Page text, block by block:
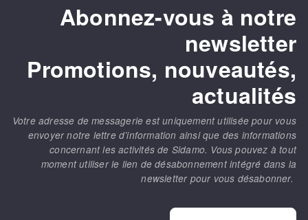
Abonnez-vous à notre
newsletter
Promotions, nouveautés,
actualités
Votre adresse de messagerie est uniquement utilisée pour vous
envoyer notre lettre d’information ainsi que des informations
concernant les activités de Sidamo. Vous pouvez à tout
moment utiliser le lien de désabonnement intégré dans la
newsletter pour vous désabonner.